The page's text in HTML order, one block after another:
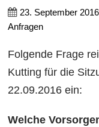
23. September 2016
Anfragen
Folgende Frage
Kutting für die
22.09.2016 ein:
Welche